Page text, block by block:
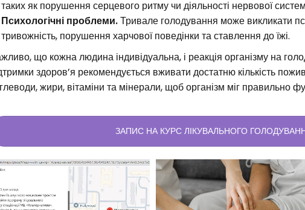
таких як порушення серцевого ритму чи діяльності нервової
Психологічні проблеми.Тривале голодування може викликати
тривожність, порушення харчової поведінки та ставлення до їжі.
що кожна людина індивідуальна, і реакція організму на
здоров’я рекомендується вживати достатню кількість
жири, вітаміни та мінерали, щоб організм міг правильно
ЗАПИС НА КУРС ЛІКУВАЛЬНОГО